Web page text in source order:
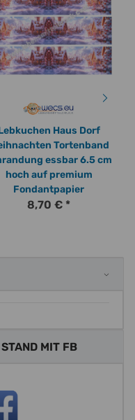
Haus Dorf
Tortenband
essbar 6.5 cm
hoch auf premium
Fondantpapier
8,70 € *
MIT FB